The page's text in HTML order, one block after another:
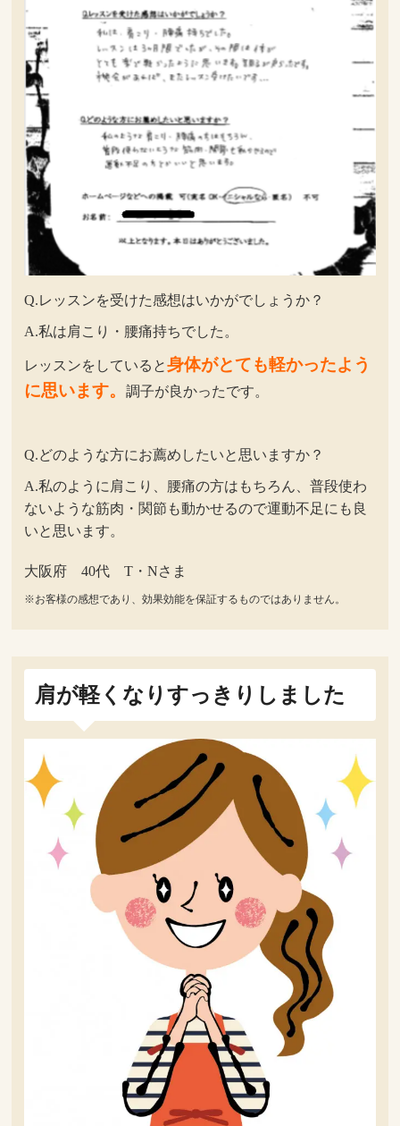
Q.レッスンを受けた感想はいかがでしょうか？
A.私は肩こり・腰痛持ちでした。
レッスンをしていると身体がとても軽かったよう
に思います。調子が良かったです。
Q.どのような方にお薦めしたいと思いますか？
A.私のように肩こり、腰痛の方はもちろん、普段使わ
ないような筋肉・関節も動かせるので運動不足にも良
いと思います。
大阪府 40代 T・Nさま
※お客様の感想であり、効果効能を保証するものではありません。
肩が軽くなりすっきりしました